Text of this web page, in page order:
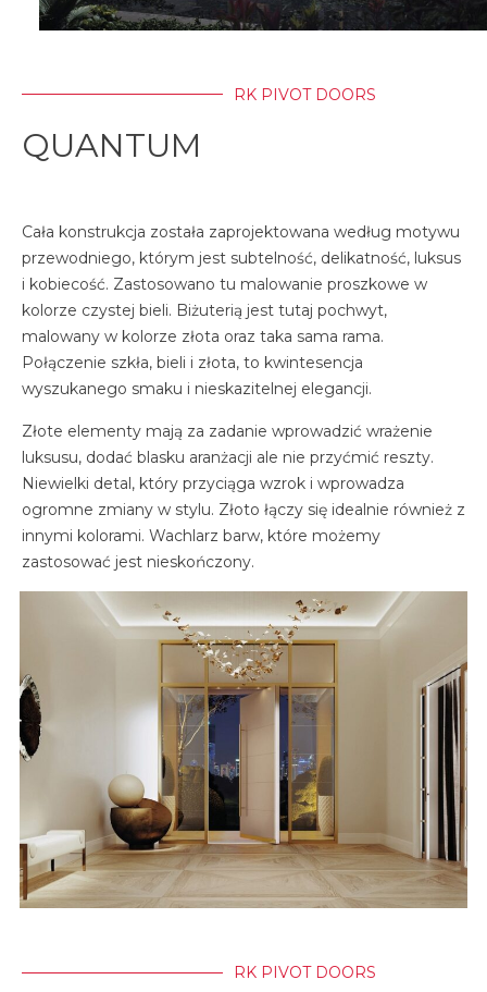
RK PIVOT DOORS
QUANTUM
Cała konstrukcja została zaprojektowana według motywu
przewodniego, którym jest subtelność, delikatność, luksus
i kobiecość. Zastosowano tu malowanie proszkowe w
kolorze czystej bieli. Biżuterią jest tutaj pochwyt,
malowany w kolorze złota oraz taka sama rama.
Połączenie szkła, bieli i złota, to kwintesencja
wyszukanego smaku i nieskazitelnej elegancji.
Złote elementy mają za zadanie wprowadzić wrażenie
luksusu, dodać blasku aranżacji ale nie przyćmić reszty.
Niewielki detal, który przyciąga wzrok i wprowadza
ogromne zmiany w stylu. Złoto łączy się idealnie również z
innymi kolorami. Wachlarz barw, które możemy
zastosować jest nieskończony.
RK PIVOT DOORS